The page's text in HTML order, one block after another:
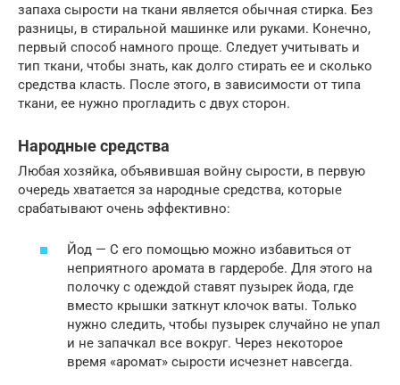
запаха сырости на ткани является обычная стирка. Без
разницы, в стиральной машинке или руками. Конечно,
первый способ намного проще. Следует учитывать и
тип ткани, чтобы знать, как долго стирать ее и сколько
средства класть. После этого, в зависимости от типа
ткани, ее нужно прогладить с двух сторон.
Народные средства
Любая хозяйка, объявившая войну сырости, в первую
очередь хватается за народные средства, которые
срабатывают очень эффективно:
Йод — С его помощью можно избавиться от
неприятного аромата в гардеробе. Для этого на
полочку с одеждой ставят пузырек йода, где
вместо крышки заткнут клочок ваты. Только
нужно следить, чтобы пузырек случайно не упал
и не запачкал все вокруг. Через некоторое
время «аромат» сырости исчезнет навсегда.